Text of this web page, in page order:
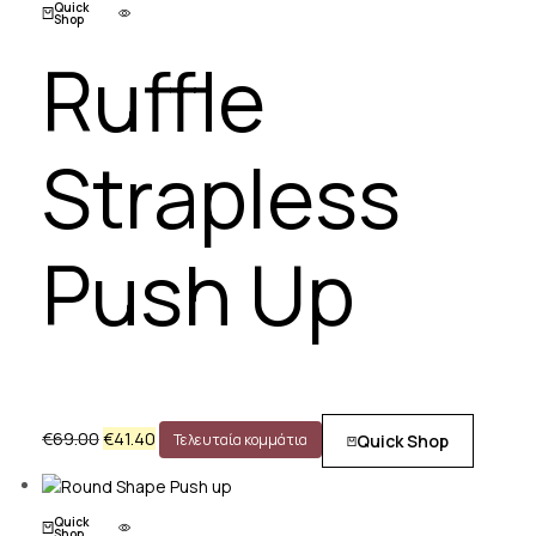
Quick
Shop
Ruffle
Strapless
Push Up
€69.00
Original
price
was:
€69.00.
€41.40
Η
τρέχουσα
τιμή
Τελευταία κομμάτια Quick Shop
Quick